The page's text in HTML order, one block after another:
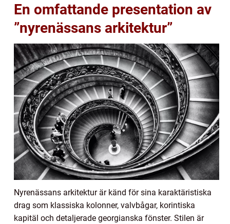
En omfattande presentation av
”nyrenässans arkitektur”
Nyrenässans arkitektur är känd för sina karaktäristiska
drag som klassiska kolonner, valvbågar, korintiska
kapitäl och detaljerade georgianska fönster. Stilen är